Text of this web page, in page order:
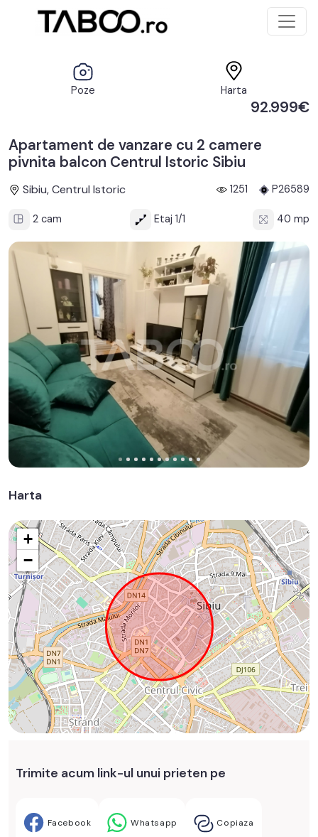
Poze Harta
92.999€
Apartament de vanzare cu 2 camere
pivnita balcon Centrul Istoric Sibiu
Sibiu, Centrul Istoric 1251 P26589
2 cam Etaj 1/1 40 mp
Harta
+
−
Trimite acum link-ul unui prieten pe
Facebook Whatsapp Copiaza